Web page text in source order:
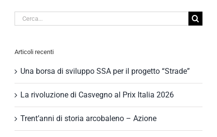
Cerca
Articoli recenti
Una borsa di sviluppo SSA per il progetto “Strade”
La rivoluzione di Casvegno al Prix Italia 2026
Trent’anni di storia arcobaleno – Azione